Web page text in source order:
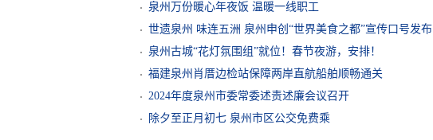
泉州万份暖心年夜饭 温暖一线职工
世遗泉州 味连五洲 泉州申创“世界美食之都”宣传口号发布
泉州古城“花灯氛围组”就位！春节夜游，安排！
福建泉州肖厝边检站保障两岸直航船舶顺畅通关
2024年度泉州市委常委述责述廉会议召开
除夕至正月初七 泉州市区公交免费乘